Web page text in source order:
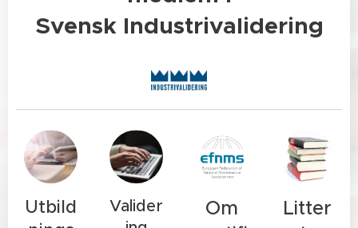
Svensk Industrivalidering
Utbild
Valider
Om
Litter